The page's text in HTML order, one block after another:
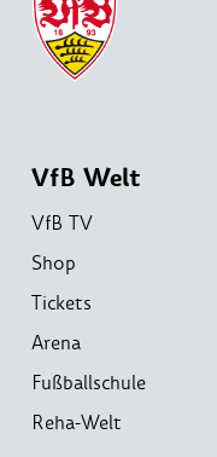
VfB Welt
VfB TV
Shop
Tickets
Arena
Fußballschule
Reha-Welt